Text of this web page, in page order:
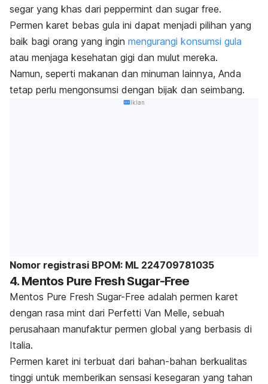
segar yang khas dari peppermint dan sugar free.
Permen karet bebas gula ini dapat menjadi pilihan yang
baik bagi orang yang ingin mengurangi konsumsi gula
atau menjaga kesehatan gigi dan mulut mereka.
Namun, seperti makanan dan minuman lainnya, Anda
tetap perlu mengonsumsi dengan bijak dan seimbang.
Iklan
Nomor registrasi BPOM: ML 224709781035
4. Mentos Pure Fresh Sugar-Free
Mentos Pure Fresh Sugar-Free adalah permen karet
dengan rasa mint dari Perfetti Van Melle, sebuah
perusahaan manufaktur permen global yang berbasis di
Italia.
Permen karet ini terbuat dari bahan-bahan berkualitas
tinggi untuk memberikan sensasi kesegaran yang tahan